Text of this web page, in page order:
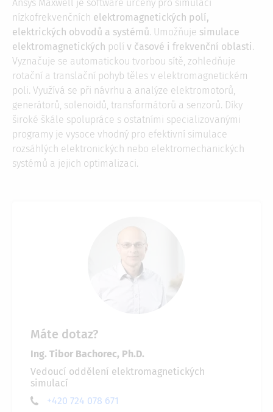
Ansys Maxwell je software určený pro simulaci
nízkofrekvenčních elektromagnetických polí,
elektrických obvodů a systémů. Umožňuje simulace
elektromagnetických polí v časové i frekvenční oblasti.
Vyznačuje se automatickou tvorbou sítě, zohledňuje
rotační a translační pohyb těles v elektromagnetickém
poli. Využívá se při návrhu a analýze elektromotorů,
generátorů, solenoidů, transformátorů a senzorů. Díky
široké škále spolupráce s ostatními specializovanými
programy je vysoce vhodný pro efektivní simulace
rozsáhlých elektronických nebo elektromechanických
systémů a jejich optimalizaci.
Máte dotaz?
Ing. Tibor Bachorec, Ph.D.
Vedoucí oddělení elektromagnetických
simulací
+420 724 078 671